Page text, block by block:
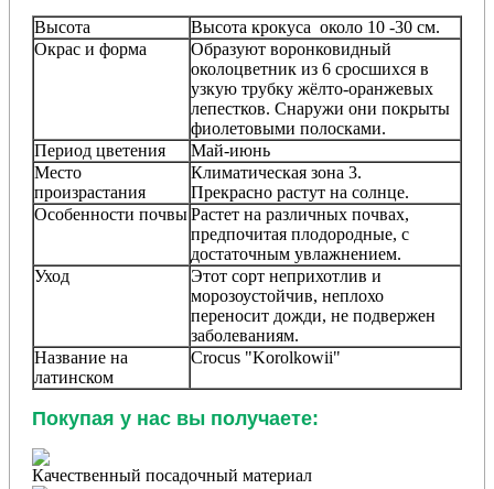
Высота
Высота крокуса около 10 -30 см.
Окрас и форма
Образуют воронковидный
околоцветник из 6 сросшихся в
узкую трубку жёлто-оранжевых
лепестков. Снаружи они покрыты
фиолетовыми полосками.
Период цветения
Май-июнь
Место
произрастания
Климатическая зона 3.
Прекрасно растут на солнце.
Особенности почвыРастет на различных почвах,
предпочитая плодородные, с
достаточным увлажнением.
Уход
Этот сорт неприхотлив и
морозоустойчив, неплохо
переносит дожди, не подвержен
заболеваниям.
Название на
латинском
Crocus "Korolkowii"
Покупая у нас вы получаете:
Качественный посадочный материал